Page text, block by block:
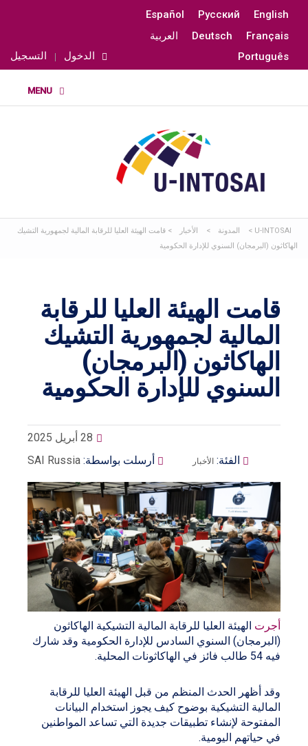
English
Русский
Español
Français
Deutsch
العربية
Português
الدخول التسجيل
U-INTOSAI
> المدونة > الأخبار > قامت الهيئة العليا للرقابة المالية لجمهورية التشيك
الهاكاثون (البرمجان) السنوي للإدارة الحكومية
قامت الهيئة العليا للرقابة
المالية لجمهورية التشيك
الهاكاثون (البرمجان)
السنوي للإدارة الحكومية
28 أبريل 2025
أرسلت بواسطة: SAI Russia الفئة: الأخبار
أجرت الهيئة العليا للرقابة المالية التشيكية الهاكاثون
(البرمجان) السنوي السادس للإدارة الحكومية وقد شارك
فيه 54 طالب فائز في الهاكاثونات المحلية.
وقد أظهر الحدث المنظم من قبل الهيئة العليا للرقابة
المالية التشيكية بوضوح كيف يجوز استخدام البيانات
المفتوحة لإنشاء تطبيقات جديدة التي تساعد المواطنين
في حياتهم اليومية.